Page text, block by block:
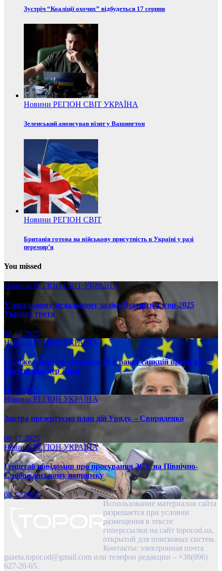
Зустріч “Коаліції охочих” відбудеться 17 серпня
Новини РЕГІОН СВІТ УКРАЇНА
Зеленський анонсував візит у Вашингтон
Новини РЕГІОН СВІТ
Британія готова на військову присутність в Україні у разі
перемир’я
You missed
Новини РЕГІОНСВІТ УКРАЇНА
У загальному медальному заліку Всесвітніх ігор-2025
Україна третя
08.17.2025
НовиниРЕГІОН УКРАЇНА
ЄС вже у вересні ухвалить 19-й ракет санкцій проти рф, –
Урсула фон дер Ляєн
08.17.2025
Новини РЕГІОН УКРАЇНА
Завтра презентуємо план дій Уряду, – Свириденко
08.17.2025
НовиниРЕГІОНУКРАЇНА
Генштаб повідомив про просування ЗСУ на Північно-
Слобожанському напрямку
08.17.2025
Использование материалов сайта
разрешается при условии
размещения в тексте
гиперссылки на сайт topor.od.ua,
открытой для поисковых систем.
Контакты: электронная почта
gazeta.topor.od@gmail.com или телефон редакции – +38(096)
627-20-65.